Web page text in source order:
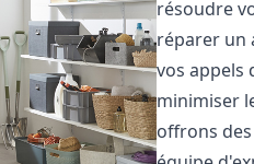
résoudre
réparer un
vos appels
minimiser
offrons